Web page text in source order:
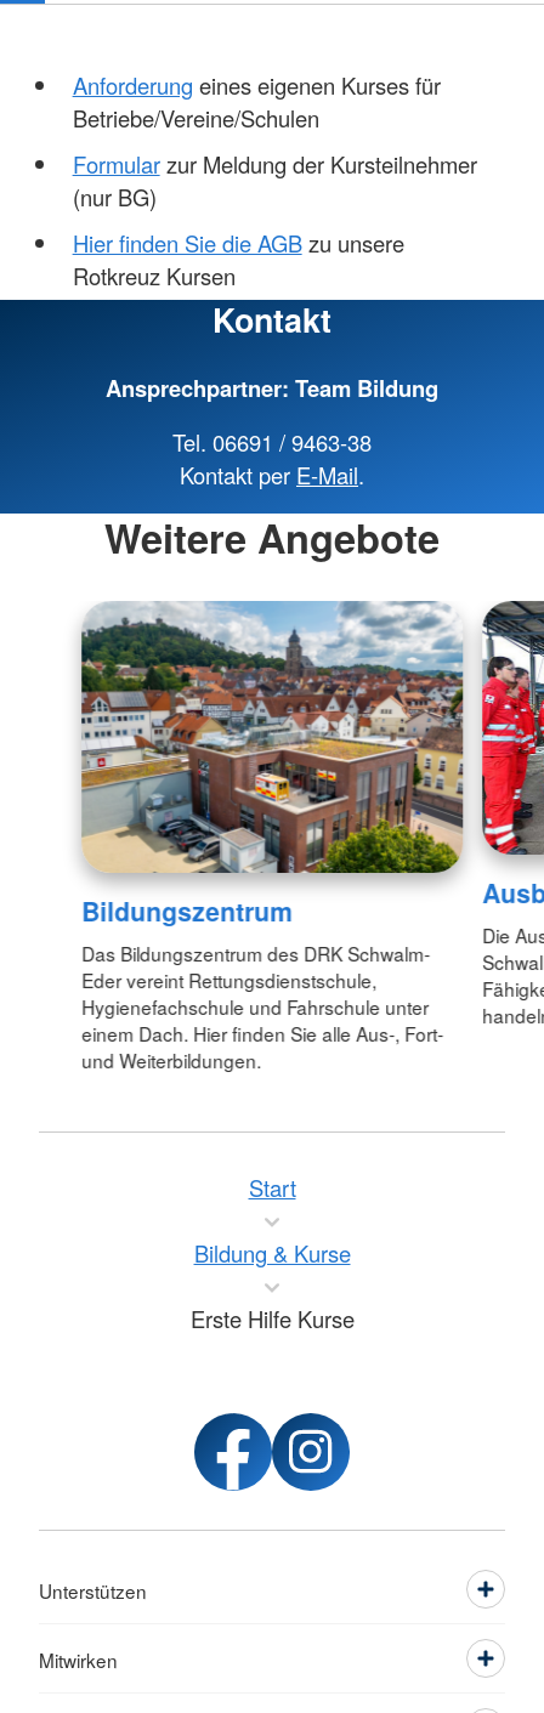
Anforderung eines eigenen Kurses für
Betriebe/Vereine/Schulen
Formularzur Meldung der Kursteilnehmer
(nur BG)
Hier finden Sie die AGBzu unsere
Rotkreuz Kursen
Kontakt
Ansprechpartner: Team Bildung
Tel. 06691 / 9463-38
Kontakt per E-Mail.
Weitere Angebote
Bildungszentrum
Das Bildungszentrum des DRK Schwalm-
Eder vereint Rettungsdienstschule,
Hygienefachschule und Fahrschule unter
einem Dach. Hier finden Sie alle Aus-, Fort-
und Weiterbildungen.
Die
Start
Bildung & Kurse
Erste Hilfe Kurse
Unterstützen
Mitwirken